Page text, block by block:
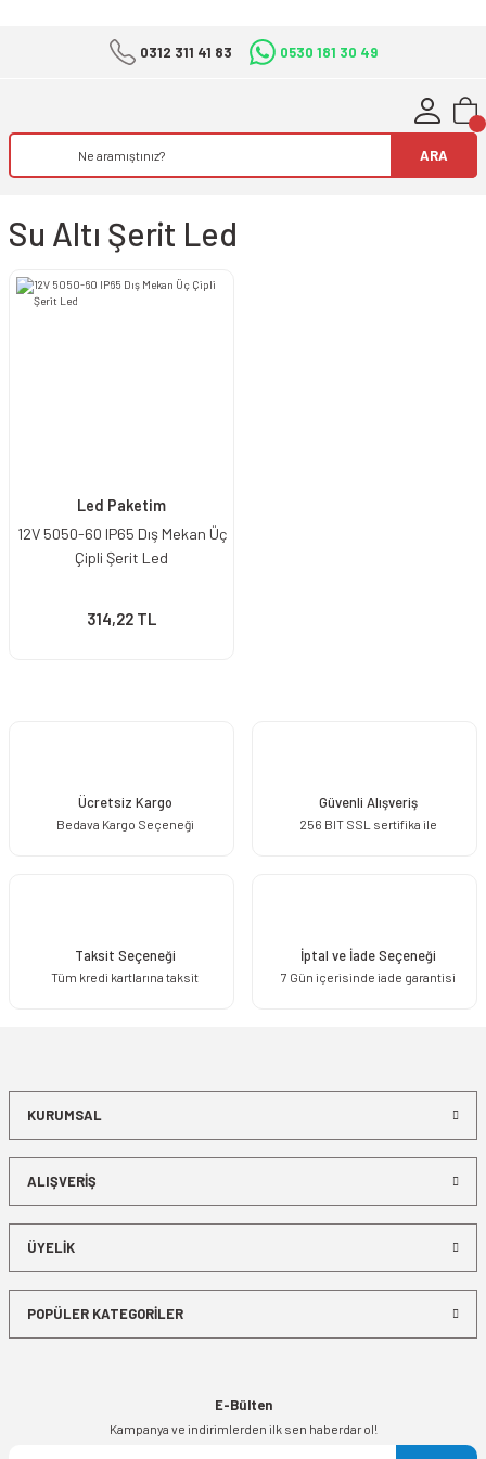
0312 311 41 83 0530 181 30 49
ARA
Su Altı Şerit Led
Led Paketim
12V 5050-60 IP65 Dış Mekan Üç
Çipli Şerit Led
314,22 TL
Ücretsiz Kargo
Bedava Kargo Seçeneği
Güvenli Alışveriş
256 BIT SSL sertifika ile
Taksit Seçeneği
Tüm kredi kartlarına taksit
İptal ve İade Seçeneği
7 Gün içerisinde iade garantisi
KURUMSAL
ALIŞVERİŞ
ÜYELİK
POPÜLER KATEGORİLER
E-Bülten
Kampanya ve indirimlerden ilk sen haberdar ol!